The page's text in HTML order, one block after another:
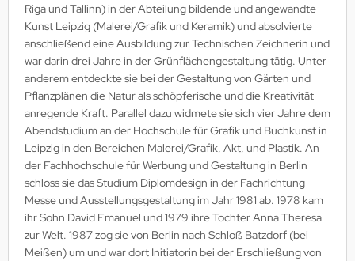
Riga und Tallinn) in der Abteilung bildende und angewandte
Kunst Leipzig (Malerei/Grafik und Keramik) und absolvierte
anschließend eine Ausbildung zur Technischen Zeichnerin und
war darin drei Jahre in der Grünflächengestaltung tätig. Unter
anderem entdeckte sie bei der Gestaltung von Gärten und
Pflanzplänen die Natur als schöpferische und die Kreativität
anregende Kraft. Parallel dazu widmete sie sich vier Jahre dem
Abendstudium an der Hochschule für Grafik und Buchkunst in
Leipzig in den Bereichen Malerei/Grafik, Akt, und Plastik. An
der Fachhochschule für Werbung und Gestaltung in Berlin
schloss sie das Studium Diplomdesign in der Fachrichtung
Messe und Ausstellungsgestaltung im Jahr 1981 ab. 1978 kam
ihr Sohn David Emanuel und 1979 ihre Tochter Anna Theresa
zur Welt. 1987 zog sie von Berlin nach Schloß Batzdorf (bei
Meißen) um und war dort Initiatorin bei der Erschließung von